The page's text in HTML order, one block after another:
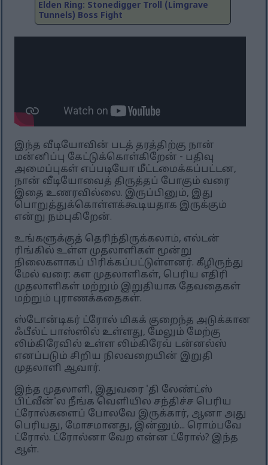
Elden Ring: Stonedigger Troll (Limgrave
Tunnels) Boss Fight
இந்த வீடியோவின் படத் தரத்திற்கு நான்
மன்னிப்பு கேட்டுக்கொள்கிறேன் - பதிவு
அமைப்புகள் எப்படியோ மீட்டமைக்கப்பட்டன,
நான் வீடியோவைத் திருத்தப் போகும் வரை
இதை உணரவில்லை. இருப்பினும், இது
பொறுத்துக்கொள்ளக்கூடியதாக இருக்கும்
என்று நம்புகிறேன்.
உங்களுக்குத் தெரிந்திருக்கலாம், எல்டன்
ரிங்கில் உள்ள முதலாளிகள் மூன்று
நிலைகளாகப் பிரிக்கப்பட்டுள்ளனர். கீழிருந்து
மேல் வரை: கள முதலாளிகள், பெரிய எதிரி
முதலாளிகள் மற்றும் இறுதியாக தேவதைகள்
மற்றும் புராணக்கதைகள்.
ஸ்டோன்டிகர் ட்ரோல் மிகக் குறைந்த அடுக்கான
ஃபீல்ட் பாஸ்ஸில் உள்ளது, மேலும் மேற்கு
லிம்கிரேவில் உள்ள லிம்கிரேவ் டன்னல்ஸ்
எனப்படும் சிறிய நிலவறையின் இறுதி
முதலாளி ஆவார்.
இந்த முதலாளி, இதுவரை 'தி லேண்ட்ஸ்
பிட்வீன்'ல நீங்க வெளியில சந்திச்ச பெரிய
ட்ரோல்களைப் போலவே இருக்கார், ஆனா அது
பெரியது, மோசமானது, இன்னும்... ரொம்பவே
ட்ரோல். ட்ரோல்னா வேற என்ன ட்ரோல்? இந்த
ஆள்.